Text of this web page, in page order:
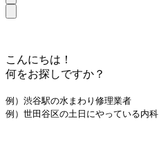
こんにちは！
何をお探しですか？
例）渋谷駅の水まわり修理業者
例）世田谷区の土日にやっている内科